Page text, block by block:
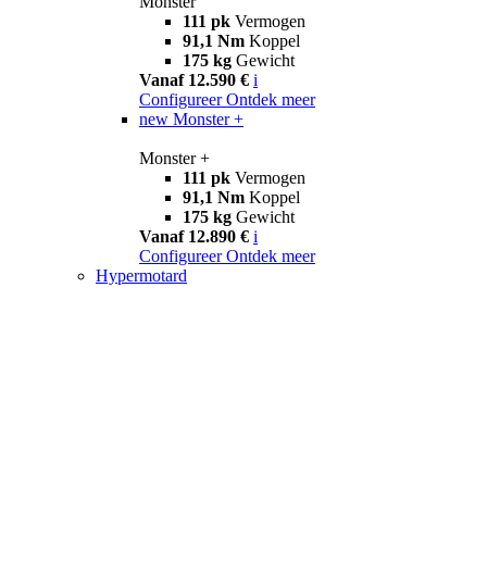
111 pk Vermogen
91,1 Nm Koppel
175 kg Gewicht
Vanaf 12.590 € i
Configureer Ontdek meer
new Monster +
Monster +
111 pk Vermogen
91,1 Nm Koppel
175 kg Gewicht
Vanaf 12.890 € i
Configureer Ontdek meer
Hypermotard